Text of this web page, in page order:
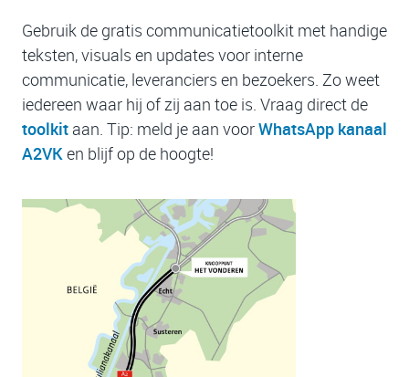
Gebruik de gratis communicatietoolkit met handige
teksten, visuals en updates voor interne
communicatie, leveranciers en bezoekers. Zo weet
iedereen waar hij of zij aan toe is. Vraag direct de
toolkit aan. Tip: meld je aan voorWhatsApp kanaal
A2VKen blijf op de hoogte!